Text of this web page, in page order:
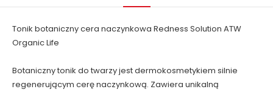
Tonik botaniczny cera naczynkowa Redness Solution ATW
Organic Life
Botaniczny tonik do twarzy jest dermokosmetykiem silnie
regenerującym cerę naczynkową. Zawiera unikalną